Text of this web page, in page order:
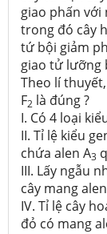
giao phấn với
trong đó cây
tứ bội giảm
giao tử lưỡng
Theo lí
F2 là đúng ?
I. Có 4 loại
II. Tỉ lệ kiểu
chứa alen A3
III. Lấy ngẫu
cây mang
IV. Tỉ lệ cây
đỏ có mang